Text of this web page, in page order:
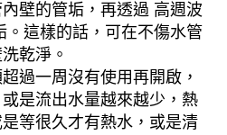
壁的管垢，再透過 高週波
這樣的話，可在不傷水管
乾淨。
過一周沒有使用再開啟，
是流出水量越來越少，熱
等很久才有熱水，或是清